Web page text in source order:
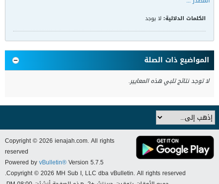
الكلمات الدلالية: لا يوجد
المواضيع ذات الصلة
لا توجد نتائج تلبي هذه المعايير.
Copyright © 2026 ienajah.com. All rights
reserved
Powered byvBulletin®Version 5.7.5
Copyright © 2026 MH Sub I, LLC dba vBulletin. All rights reserved.